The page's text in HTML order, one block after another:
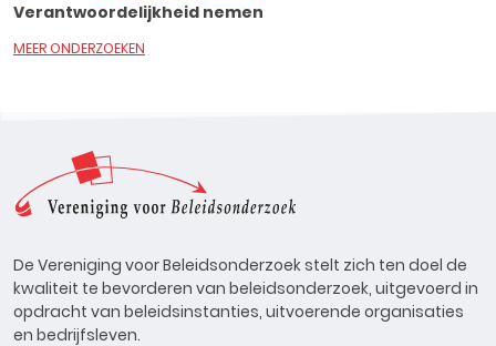
Verantwoordelijkheid nemen
MEER ONDERZOEKEN
De Vereniging voor Beleidsonderzoek stelt zich ten doel de
kwaliteit te bevorderen van beleidsonderzoek, uitgevoerd in
opdracht van beleidsinstanties, uitvoerende organisaties
en bedrijfsleven.